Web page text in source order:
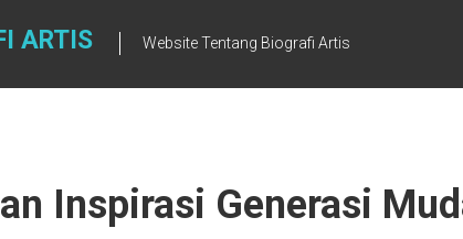
ARTIS Website Tentang Biografi Artis
Inspirasi Generasi